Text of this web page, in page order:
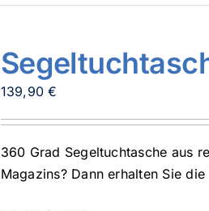
139,90€
360 Grad Segeltuchtasche aus
Magazins? Dann erhalten Sie